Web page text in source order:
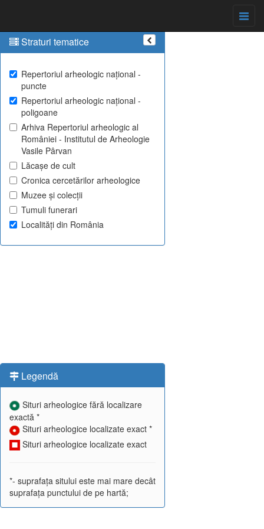
Straturi tematice
Repertoriul arheologic național -
puncte
Repertoriul arheologic național -
poligoane
Arhiva Repertoriul arheologic al
României - Institutul de Arheologie
Vasile Pârvan
Lăcașe de cult
Cronica cercetărilor arheologice
Muzee și colecții
Tumuli funerari
Localități din România
Legendă
Situri arheologice fără localizare
exactă *
Situri arheologice localizate exact *
Situri arheologice localizate exact
*- suprafața sitului este mai mare decât
suprafața punctului de pe hartă;